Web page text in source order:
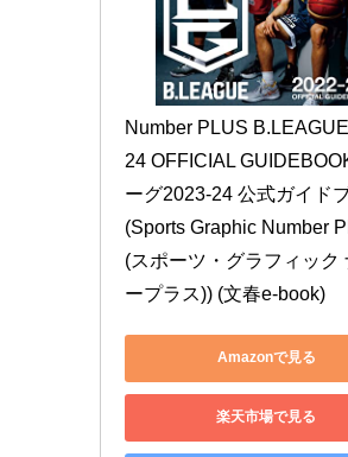
Number PLUS
24 OFFICIAL
ーグ2023-24 公式ガイド
(Sports Graphic Number
(スポーツ・グラフィック
ープラス)) (文春e-book)
Amazonで見る
楽天市場で見る